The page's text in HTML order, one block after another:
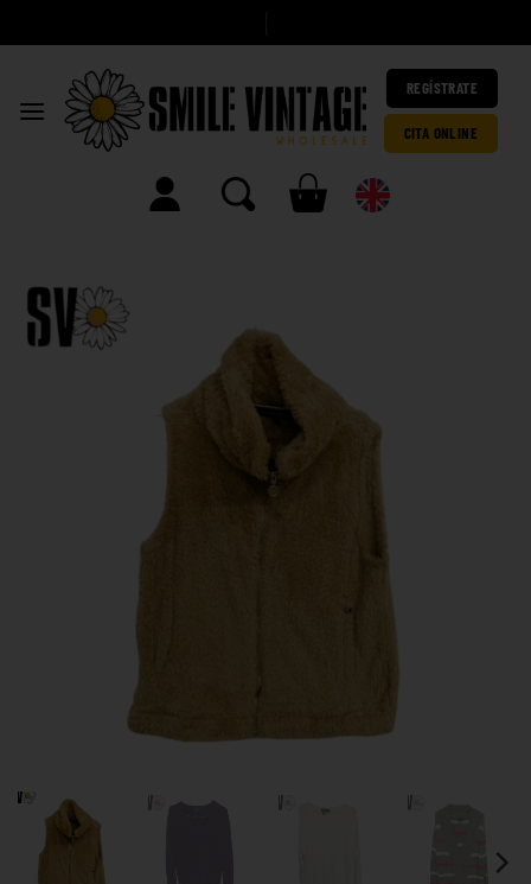
REGÍSTRATE
CITA ONLINE